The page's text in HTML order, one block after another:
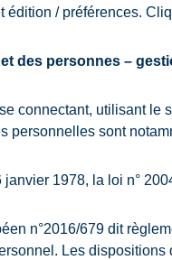
édition / préférences.
des personnes –
connectant, utilisant le
personnelles sont
janvier 1978, la loi n°
n°2016/679 dit
Les